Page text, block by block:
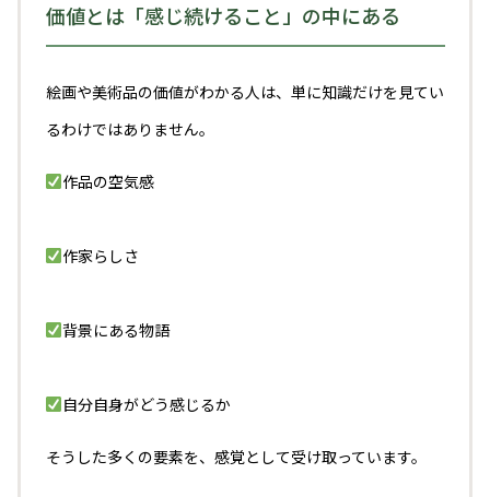
価値とは「感じ続けること」の中にある
絵画や美術品の価値がわかる人は、単に知識だけを見てい
るわけではありません。
作品の空気感
作家らしさ
背景にある物語
自分自身がどう感じるか
そうした多くの要素を、感覚として受け取っています。